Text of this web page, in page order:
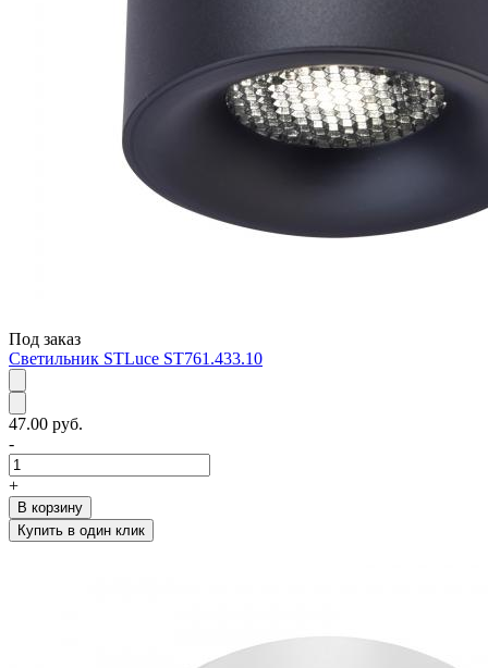
Под заказ
Светильник STLuce ST761.433.10
47.00 руб.
-
+
В корзину
Купить в один клик